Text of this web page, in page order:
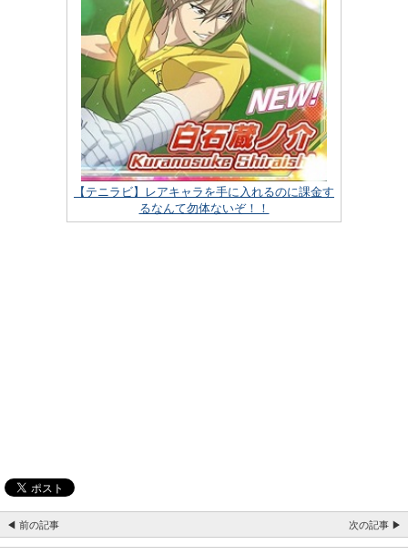
【テニラビ】レアキャラを手に入れるのに課金す
るなんて勿体ないぞ！！
◀ 前の記事 次の記事 ▶